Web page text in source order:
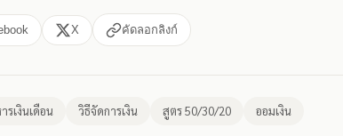
X คัดลอกลิงก์
รเงินเดือน วิธีจัดการเงิน สูตร 50/30/20 ออมเงิน